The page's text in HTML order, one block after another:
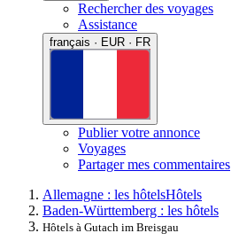
Rechercher des voyages
Assistance
français · EUR · FR
Publier votre annonce
Voyages
Partager mes commentaires
Allemagne : les hôtelsHôtels
Baden-Württemberg : les hôtels
Hôtels à Gutach im Breisgau